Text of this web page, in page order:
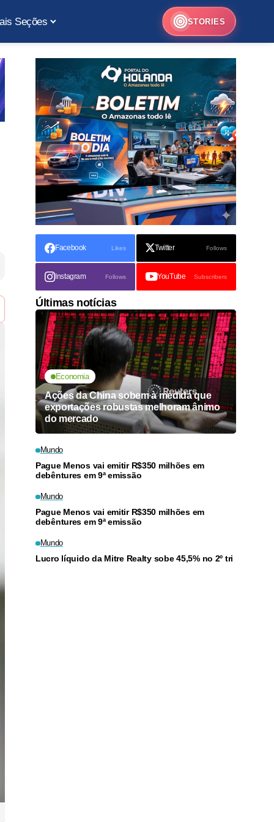
Seções STORIES
Facebook Likes Twitter Follows
Instagram Follows YouTube Subscribers
Últimas notícias
Economia
Ações da China sobem à medida que
exportações robustas melhoram ânimo
do mercado
Mundo
Pague Menos vai emitir R$350 milhões em
debêntures em 9ª emissão
Mundo
Pague Menos vai emitir R$350 milhões em
debêntures em 9ª emissão
Mundo
Lucro líquido da Mitre Realty sobe 45,5% no 2º tri